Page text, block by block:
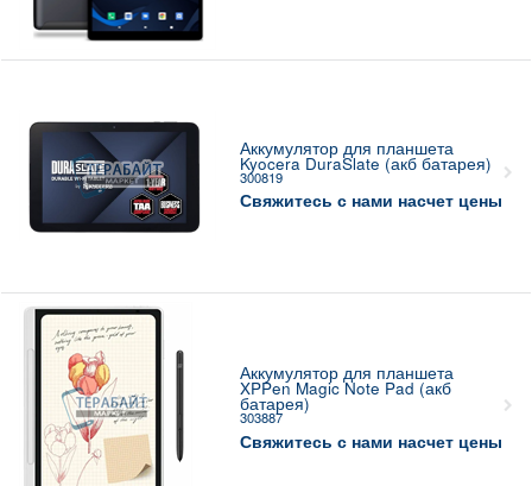
Аккумулятор для планшета
Kyocera DuraSlate (акб батарея)
300819
Свяжитесь с нами насчет цены
Аккумулятор для планшета
XPPen Magic Note Pad (акб
батарея)
303887
Свяжитесь с нами насчет цены